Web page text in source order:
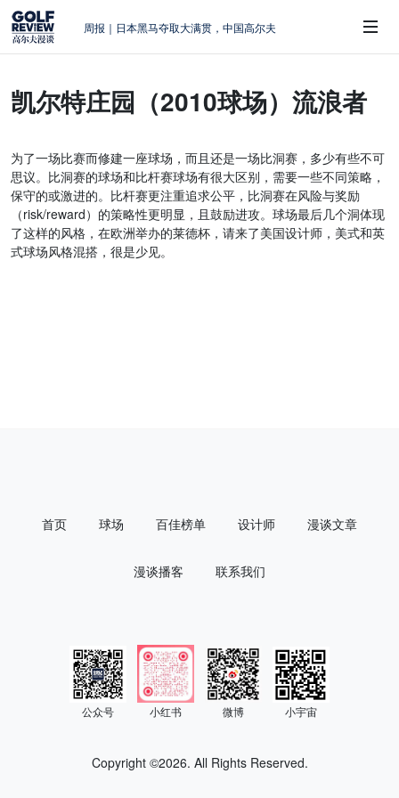
周报｜日本黑马夺取大满贯，中国高尔夫
AIG英国女子公开赛，一场大满贯的50年
蜕变
龙
查莉·赫尔：不断制造“麻烦”的流量明星
Menu
凯尔特庄园（2010球场）流浪者
为了一场比赛而修建一座球场，而且还是一场比洞赛，多少有些不可
思议。比洞赛的球场和比杆赛球场有很大区别，需要一些不同策略，
保守的或激进的。比杆赛更注重追求公平，比洞赛在风险与奖励
（risk/reward）的策略性更明显，且鼓励进攻。球场最后几个洞体现
了这样的风格，在欧洲举办的莱德杯，请来了美国设计师，美式和英
式球场风格混搭，很是少见。
首页 球场 百佳榜单 设计师 漫谈文章
漫谈播客 联系我们
公众号 小红书 微博 小宇宙
Copyright ©2026. All Rights Reserved.